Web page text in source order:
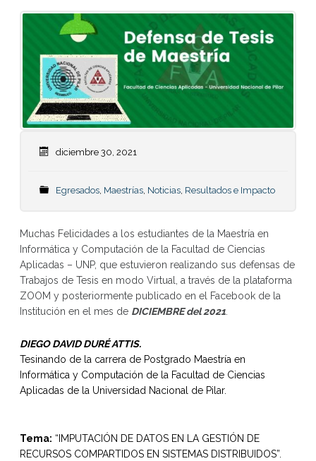
diciembre 30, 2021
Egresados, Maestrías, Noticias, Resultados e Impacto
Muchas Felicidades a los estudiantes de la Maestría en
Informática y Computación de la Facultad de Ciencias
Aplicadas – UNP, que estuvieron realizando sus defensas de
Trabajos de Tesis en modo Virtual, a través de la plataforma
ZOOM y posteriormente publicado en el Facebook de la
Institución en el mes de DICIEMBRE del 2021.
DIEGO DAVID DURÉ ATTIS.
Tesinando de la carrera de Postgrado Maestría en
Informática y Computación de la Facultad de Ciencias
Aplicadas de la Universidad Nacional de Pilar.
Tema: “IMPUTACIÓN DE DATOS EN LA GESTIÓN DE
RECURSOS COMPARTIDOS EN SISTEMAS DISTRIBUIDOS”.